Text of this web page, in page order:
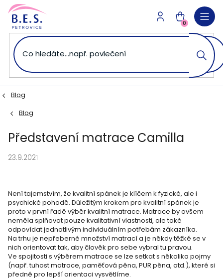
Přejít
obsah
NÁKUPNÍ
KOŠÍK
0
Blog
Blog
Představení matrace Camilla
23.9.2021
Není tajemstvím, že kvalitní spánek je klíčem k fyzické, ale i
psychické pohodě. Důležitým krokem pro kvalitní spánek je
proto v první řadě výběr kvalitní matrace. Matrace by ovšem
neměla splňovat pouze kvalitativní vlastnosti, ale také
odpovídat jednotlivým individuálním potřebám zákazníka.
Na trhu je nepřeberné množství matrací a je někdy těžké se v
nich orientovat tak, aby člověk pro sebe vybral tu pravou.
Ve spojitosti s výběrem matrace se lze setkat s několika pojmy
(např. tuhost matrace, paměťová pěna, PUR pěna, atd.), které si
předně pro lepší orientaci vysvětlíme.